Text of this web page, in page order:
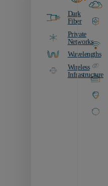
Dark
Fiber
Private
Networks
Wavelengths
Wireless
Infrastructure